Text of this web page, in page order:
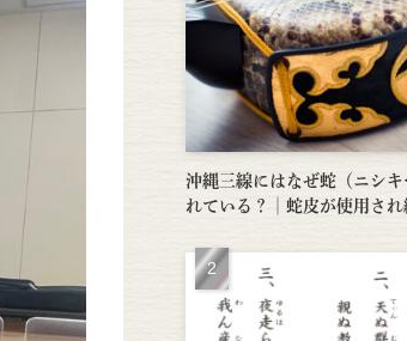
沖縄三線にはなぜ蛇（ニシ
れている？│蛇皮が使用され